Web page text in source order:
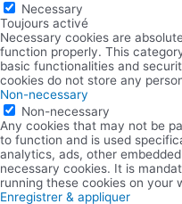
Necessary
Toujours activé
Necessary cookies are
function properly. This
basic functionalities and
cookies do not store any
Non-necessary
Non-necessary
Any cookies that may not be
to function and is used
analytics, ads, other
necessary cookies. It is
running these cookies on your
Enregistrer & appliquer